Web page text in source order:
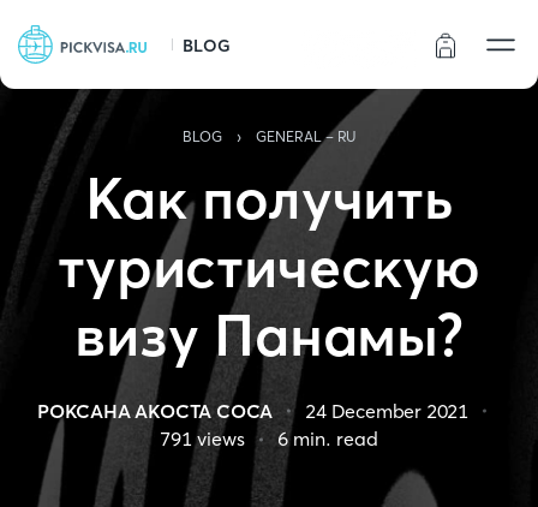
BLOG
BLOG › GENERAL - RU
Как получить
туристическую
визу Панамы?
РОКСАНА АКОСТА СОСА
24 December 2021
791views 6min. read